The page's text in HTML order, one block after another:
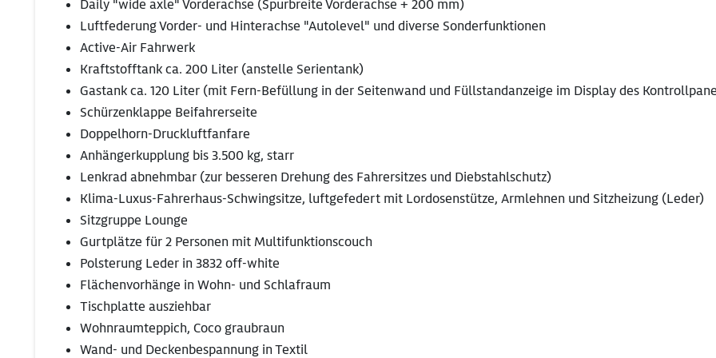
Daily "wide axle" Vorderachse (Spurbreite Vorderachse + 200 mm)
Luftfederung Vorder- und Hinterachse "Autolevel" und diverse Sonderfunktionen
Active-Air Fahrwerk
Kraftstofftank ca. 200 Liter (anstelle Serientank)
Gastank ca. 120 Liter (mit Fern-Befüllung in der Seitenwand und Füllstandanzeige im Display des
Schürzenklappe Beifahrerseite
Doppelhorn-Druckluftfanfare
Anhängerkupplung bis 3.500 kg, starr
Lenkrad abnehmbar (zur besseren Drehung des Fahrersitzes und Diebstahlschutz)
Klima-Luxus-Fahrerhaus-Schwingsitze, luftgefedert mit Lordosenstütze, Armlehnen und Sitzheizung (Leder)
Sitzgruppe Lounge
Gurtplätze für 2 Personen mit Multifunktionscouch
Polsterung Leder in 3832 off-white
Flächenvorhänge in Wohn- und Schlafraum
Tischplatte ausziehbar
Wohnraumteppich, Coco graubraun
Wand- und Deckenbespannung in Textil